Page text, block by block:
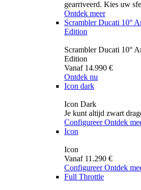
gearriveerd. Kies uw
Ontdek meer
Scrambler Ducati 10°
Edition
Scrambler Ducati 10°
Edition
Vanaf 14.990 €
Ontdek nu
Icon dark
Icon Dark
Je kunt altijd zwart
Configureer Ontdek
Icon
Icon
Vanaf 11.290 €
Configureer Ontdek
Full Throttle